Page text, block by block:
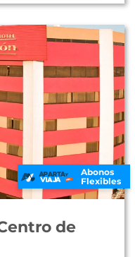
Abonos
Flexibles
de